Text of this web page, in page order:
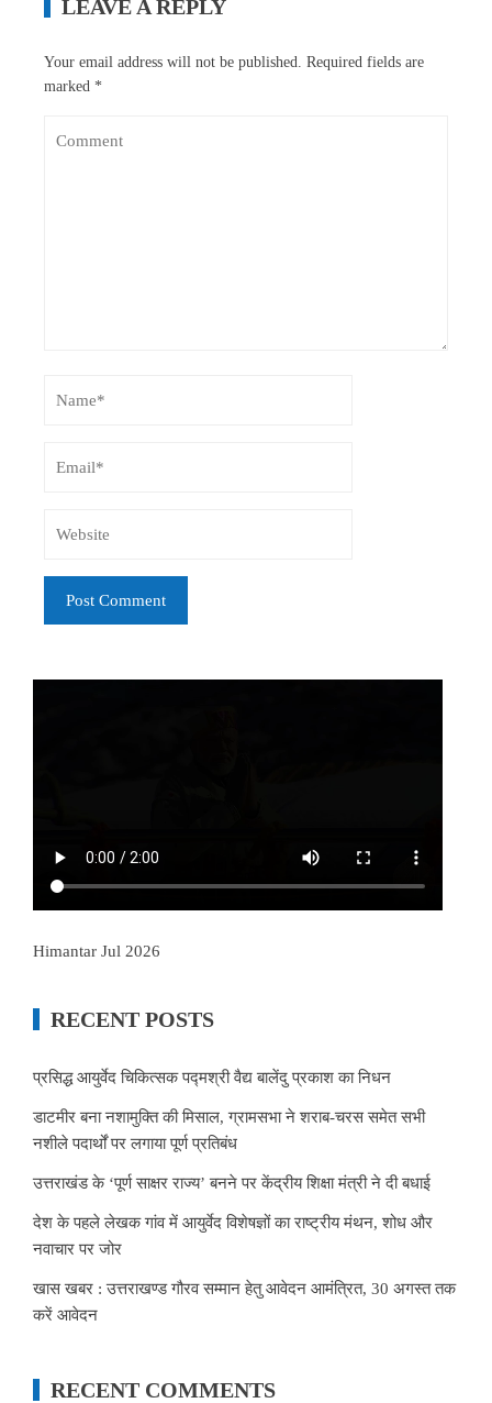
LEAVE A REPLY
Your email address will not be published. Required fields are
marked *
Himantar Jul 2026
RECENT POSTS
प्रसिद्ध आयुर्वेद चिकित्सक पद्मश्री वैद्य बालेंदु प्रकाश का निधन
डाटमीर बना नशामुक्ति की मिसाल, ग्रामसभा ने शराब-चरस समेत सभी
नशीले पदार्थों पर लगाया पूर्ण प्रतिबंध
उत्तराखंड के ‘पूर्ण साक्षर राज्य’ बनने पर केंद्रीय शिक्षा मंत्री ने दी बधाई
देश के पहले लेखक गांव में आयुर्वेद विशेषज्ञों का राष्ट्रीय मंथन, शोध और
नवाचार पर जोर
खास खबर : उत्तराखण्ड गौरव सम्मान हेतु आवेदन आमंत्रित, 30 अगस्त तक
करें आवेदन
RECENT COMMENTS